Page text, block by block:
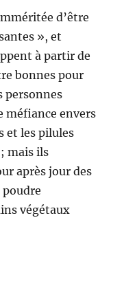
d’être
», et
à partir de
bonnes pour
personnes
méfiance envers
et les pilules
mais ils
après jour des
végétaux